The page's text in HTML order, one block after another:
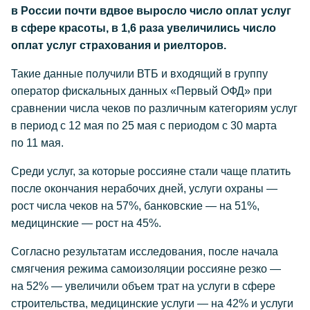
в России почти вдвое выросло число оплат услуг
в сфере красоты, в 1,6 раза увеличились число
оплат услуг страхования и риелторов.
Такие данные получили ВТБ и входящий в группу
оператор фискальных данных «Первый ОФД» при
сравнении числа чеков по различным категориям услуг
в период с 12 мая по 25 мая с периодом с 30 марта
по 11 мая.
Среди услуг, за которые россияне стали чаще платить
после окончания нерабочих дней, услуги охраны —
рост числа чеков на 57%, банковские — на 51%,
медицинские — рост на 45%.
Согласно результатам исследования, после начала
смягчения режима самоизоляции россияне резко —
на 52% — увеличили объем трат на услуги в сфере
строительства, медицинские услуги — на 42% и услуги